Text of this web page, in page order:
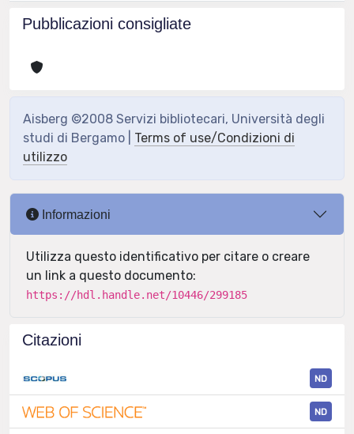
Pubblicazioni consigliate
Aisberg ©2008 Servizi bibliotecari, Università degli
studi di Bergamo | Terms of use/Condizioni di
utilizzo
Informazioni
Utilizza questo identificativo per citare o creare
un link a questo documento:
https://hdl.handle.net/10446/299185
Citazioni
ND
ND